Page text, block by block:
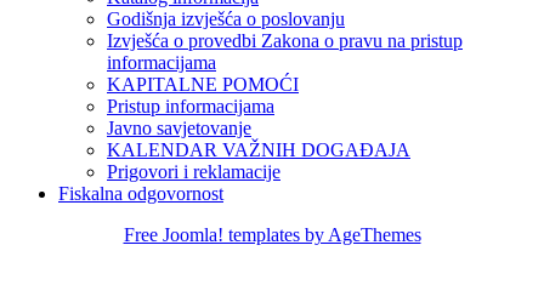
Godišnja izvješća o poslovanju
Izvješća o provedbi Zakona o pravu na pristup
informacijama
KAPITALNE POMOĆI
Pristup informacijama
Javno savjetovanje
KALENDAR VAŽNIH DOGAĐAJA
Prigovori i reklamacije
Fiskalna odgovornost
Free Joomla! templates by AgeThemes